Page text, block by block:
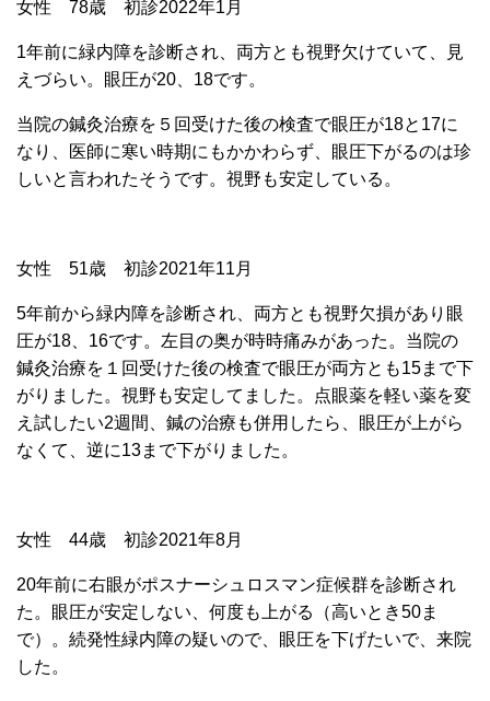
女性 78歳 初診2022年1月
1年前に緑内障を診断され、両方とも視野欠けていて、見
えづらい。眼圧が20、18です。
当院の鍼灸治療を５回受けた後の検査で眼圧が18と17に
なり、医師に寒い時期にもかかわらず、眼圧下がるのは珍
しいと言われたそうです。視野も安定している。
女性 51歳 初診2021年11月
5年前から緑内障を診断され、両方とも視野欠損があり眼
圧が18、16です。左目の奥が時時痛みがあった。当院の
鍼灸治療を１回受けた後の検査で眼圧が両方とも15まで下
がりました。視野も安定してました。点眼薬を軽い薬を変
え試したい2週間、鍼の治療も併用したら、眼圧が上がら
なくて、逆に13まで下がりました。
女性 44歳 初診2021年8月
20年前に右眼がポスナーシュロスマン症候群を診断され
た。眼圧が安定しない、何度も上がる（高いとき50ま
で）。続発性緑内障の疑いので、眼圧を下げたいで、来院
した。